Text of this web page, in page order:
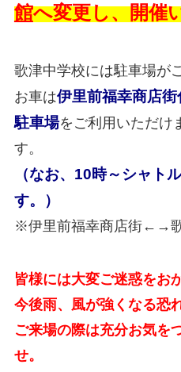
館へ変更し、開催
歌津中学校には駐車場が
お車は伊里前福幸商店
駐車場をご利用いただけ
す。
（なお、10時～シャト
す。）
※伊里前福幸商店街←→
皆様には大変ご迷惑をお
今後雨、風が強くなる恐
ご来場の際は充分お気を
せ。